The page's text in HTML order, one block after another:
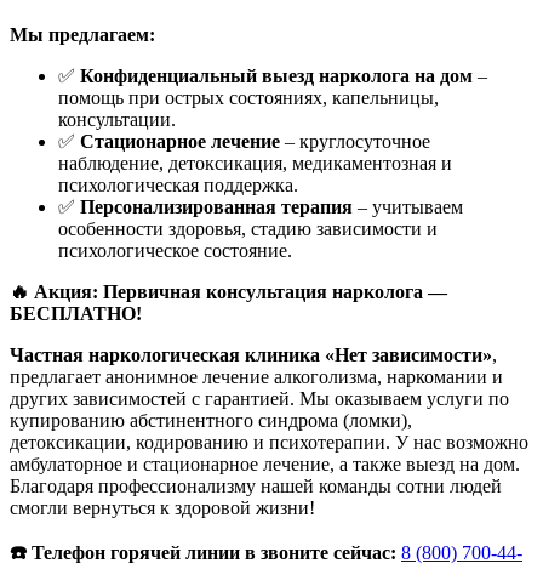
Мы предлагаем:
✅ Конфиденциальный выезд нарколога на дом –
помощь при острых состояниях, капельницы,
консультации.
✅ Стационарное лечение – круглосуточное
наблюдение, детоксикация, медикаментозная и
психологическая поддержка.
✅ Персонализированная терапия – учитываем
особенности здоровья, стадию зависимости и
психологическое состояние.
🔥 Акция: Первичная консультация нарколога —
БЕСПЛАТНО!
Частная наркологическая клиника «Нет зависимости»,
предлагает анонимное лечение алкоголизма, наркомании и
других зависимостей с гарантией. Мы оказываем услуги по
купированию абстинентного синдрома (ломки),
детоксикации, кодированию и психотерапии. У нас возможно
амбулаторное и стационарное лечение, а также выезд на дом.
Благодаря профессионализму нашей команды сотни людей
смогли вернуться к здоровой жизни!
☎️ Телефон горячей линии в звоните сейчас: 8 (800) 700-44-